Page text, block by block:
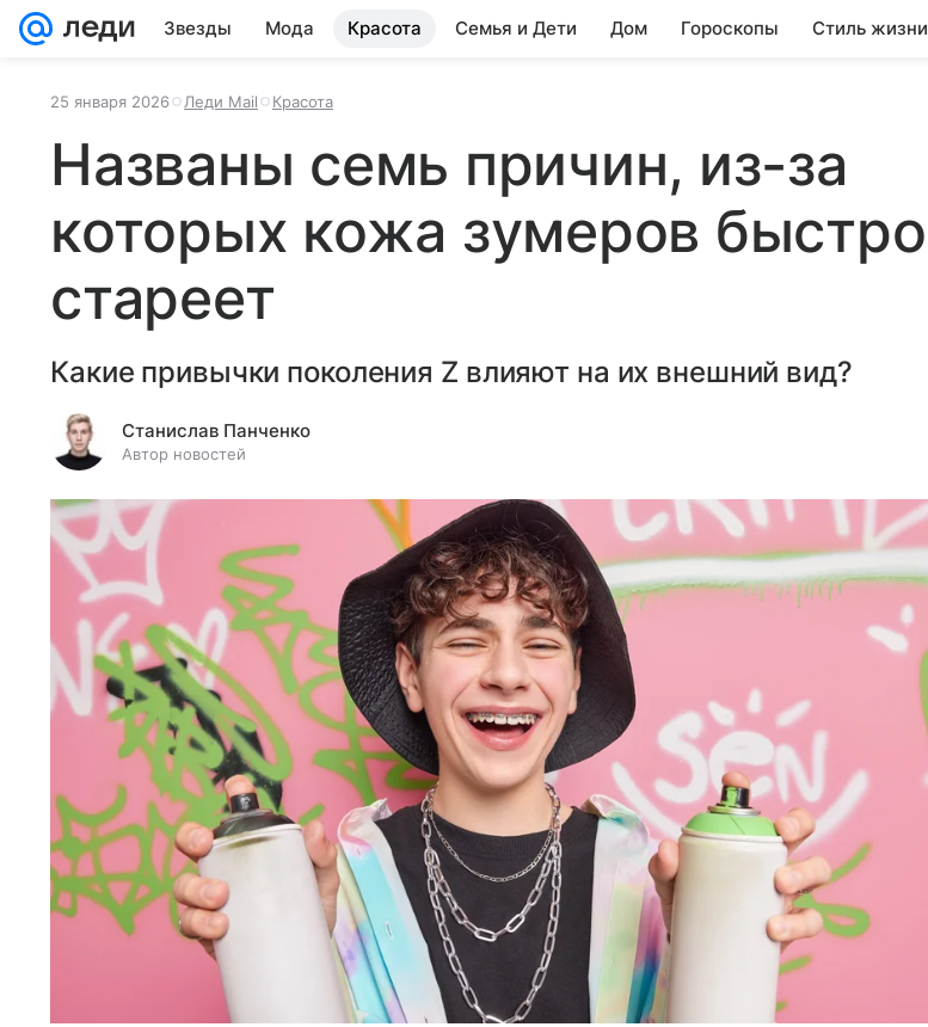
Звезды Мода Красота Семья и Дети Дом Гороскопы Стиль жизни
25 января 2026 Леди Mail Красота
Названы семь причин, из-за
которых кожа зумеров быстро
стареет
Какие привычки поколения Z влияют на их внешний вид?
Станислав Панченко
Автор новостей